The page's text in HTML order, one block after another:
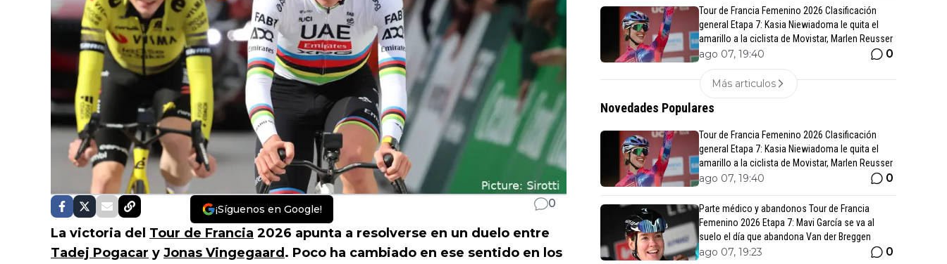
¡Síguenos en Google! 0
La victoria del Tour de Francia 2026 apunta a resolverse en un duelo entre
Tadej Pogacar y Jonas Vingegaard . Poco ha cambiado en ese sentido en los
Tour de Francia Femenino 2026 Clasificación
general Etapa 7: Kasia Niewiadoma le quita el
amarillo a la ciclista de Movistar, Marlen Reusser
ago 07, 19:40 0
Más articulos
Novedades Populares
Tour de Francia Femenino 2026 Clasificación
general Etapa 7: Kasia Niewiadoma le quita el
amarillo a la ciclista de Movistar, Marlen Reusser
ago 07, 19:40 0
Parte médico y abandonos Tour de Francia
Femenino 2026 Etapa 7: Mavi García se va al
suelo el día que abandona Van der Breggen
ago 07, 19:23 0